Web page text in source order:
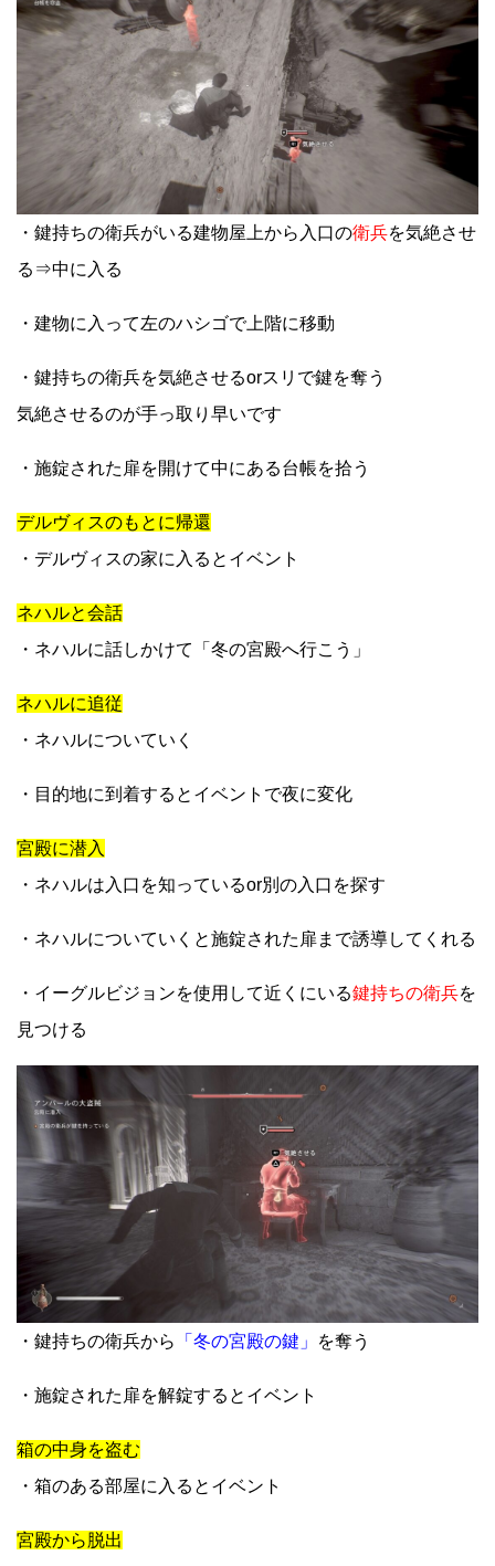
・鍵持ちの衛兵がいる建物屋上から入口の衛兵を気絶させ
る⇒中に入る
・建物に入って左のハシゴで上階に移動
・鍵持ちの衛兵を気絶させるorスリで鍵を奪う
気絶させるのが手っ取り早いです
・施錠された扉を開けて中にある台帳を拾う
デルヴィスのもとに帰還
・デルヴィスの家に入るとイベント
ネハルと会話
・ネハルに話しかけて「冬の宮殿へ行こう」
ネハルに追従
・ネハルについていく
・目的地に到着するとイベントで夜に変化
宮殿に潜入
・ネハルは入口を知っているor別の入口を探す
・ネハルについていくと施錠された扉まで誘導してくれる
・イーグルビジョンを使用して近くにいる鍵持ちの衛兵を
見つける
・鍵持ちの衛兵から 「冬の宮殿の鍵」 を奪う
・施錠された扉を解錠するとイベント
箱の中身を盗む
・箱のある部屋に入るとイベント
宮殿から脱出